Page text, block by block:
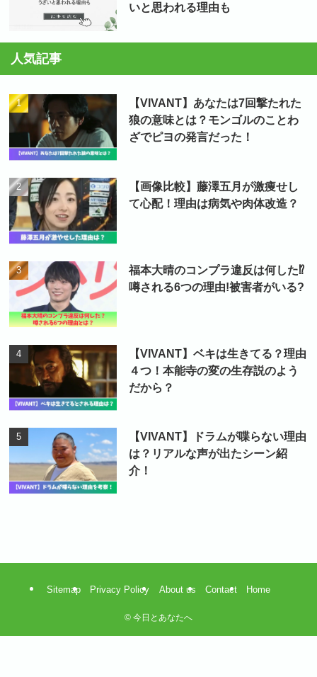
いと思われる理由も
人気記事
【VIVANT】あなたは7回撃たれた
狼の意味とは？モンゴルのことわ
ざでピヨの発言だった！
【画像比較】藤澤五月が激痩せし
て心配！理由は病気や肉体改造？
福本大晴のコンプラ違反は何した⁉
噂される6つの理由!被害者がいる?
【VIVANT】ベキは生きてる？理由
４つ！本能寺の変の生存説のよう
だから？
【VIVANT】ドラムが喋らない理由
は？リアルな声が出たシーン紹
介！
Sitemap Privacy Policy About us Contact Home
© 今日とあなたへ